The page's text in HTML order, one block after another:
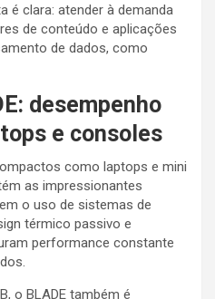
é clara: atender à demanda
de conteúdo e aplicações
de dados, como
desempenho
e consoles
como laptops e mini
as impressionantes
o uso de sistemas de
térmico passivo e
performance constante
o BLADE também é